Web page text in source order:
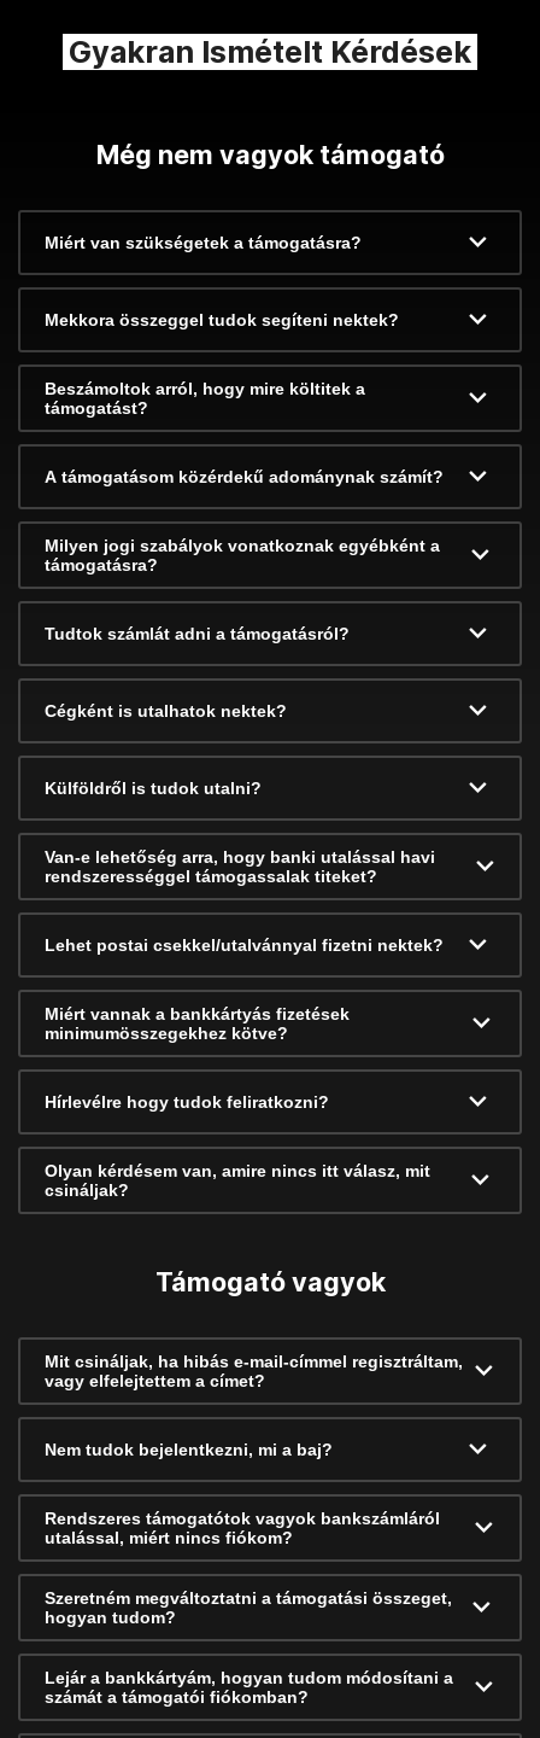
Gyakran Ismételt Kérdések
Még nem vagyok támogató
Miért van szükségetek a támogatásra?
Mekkora összeggel tudok segíteni nektek?
Beszámoltok arról, hogy mire költitek a
támogatást?
A támogatásom közérdekű adománynak számít?
Milyen jogi szabályok vonatkoznak egyébként a
támogatásra?
Tudtok számlát adni a támogatásról?
Cégként is utalhatok nektek?
Külföldről is tudok utalni?
Van-e lehetőség arra, hogy banki utalással havi
rendszerességgel támogassalak titeket?
Lehet postai csekkel/utalvánnyal fizetni nektek?
Miért vannak a bankkártyás fizetések
minimumösszegekhez kötve?
Hírlevélre hogy tudok feliratkozni?
Olyan kérdésem van, amire nincs itt válasz, mit
csináljak?
Támogató vagyok
Mit csináljak, ha hibás e-mail-címmel regisztráltam,
vagy elfelejtettem a címet?
Nem tudok bejelentkezni, mi a baj?
Rendszeres támogatótok vagyok bankszámláról
utalással, miért nincs fiókom?
Szeretném megváltoztatni a támogatási összeget,
hogyan tudom?
Lejár a bankkártyám, hogyan tudom módosítani a
számát a támogatói fiókomban?